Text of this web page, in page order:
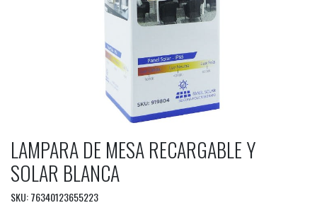
LAMPARA DE MESA RECARGABLE Y
SOLAR BLANCA
SKU: 76340123655223